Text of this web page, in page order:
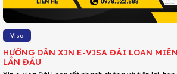
Visa
HƯỚNG DẪN XIN E-VISA ĐÀI LOAN
LẦN ĐẦU